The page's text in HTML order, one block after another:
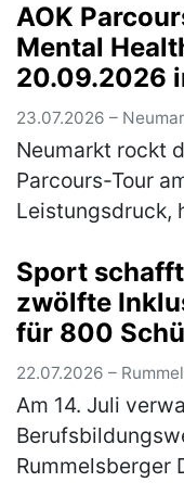
engagierten
star…(mehr)
AOK
Mental
20.09.2026
23.07.2026 –
Neumarkt rockt
Parcours-Tour
Leistungsdruck,
Neumarkt zum
Sport
zwölfte
für 800
vielfältiges
22.07.2026 –
Am 14. Juli
Rummelsberger